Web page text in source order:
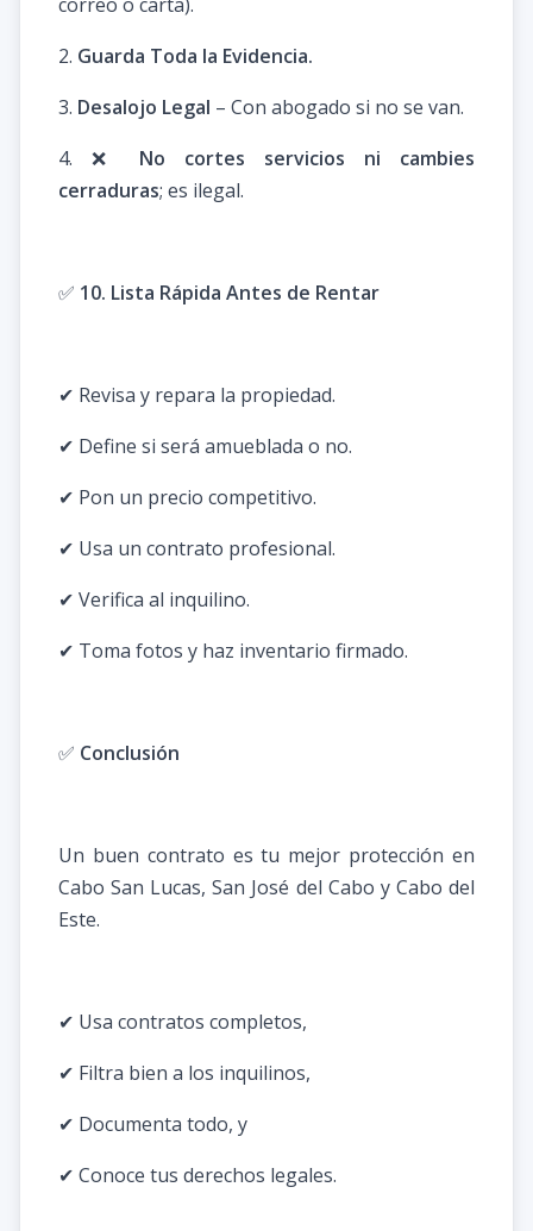
2. Guarda Toda la Evidencia.
3. Desalojo Legal – Con abogado si no se van.
4. ❌ No cortes servicios ni cambies
cerraduras; es ilegal.
✅ 10. Lista Rápida Antes de Rentar
✔ Revisa y repara la propiedad.
✔ Define si será amueblada o no.
✔ Pon un precio competitivo.
✔ Usa un contrato profesional.
✔ Verifica al inquilino.
✔ Toma fotos y haz inventario firmado.
✅ Conclusión
Un buen contrato es tu mejor protección en
Cabo San Lucas, San José del Cabo y Cabo del
Este.
✔ Usa contratos completos,
✔ Filtra bien a los inquilinos,
✔ Documenta todo, y
✔ Conoce tus derechos legales.